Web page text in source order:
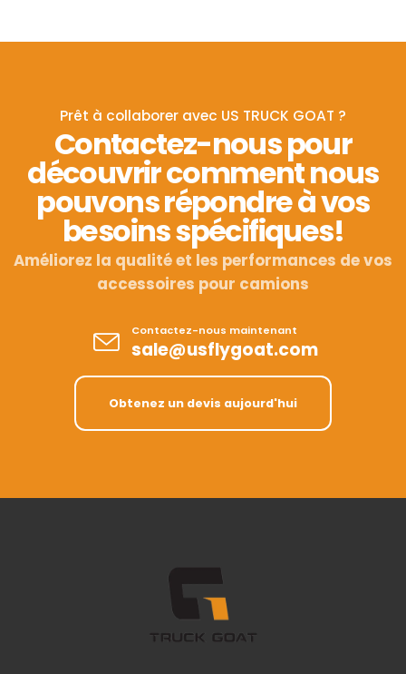
Prêt à collaborer avec US TRUCK GOAT ?
Contactez-nous pour
découvrir comment nous
pouvons répondre à vos
besoins spécifiques!
Améliorez la qualité et les performances de vos
accessoires pour camions
Contactez-nous maintenant
sale@usflygoat.com
Obtenez un devis aujourd'hui